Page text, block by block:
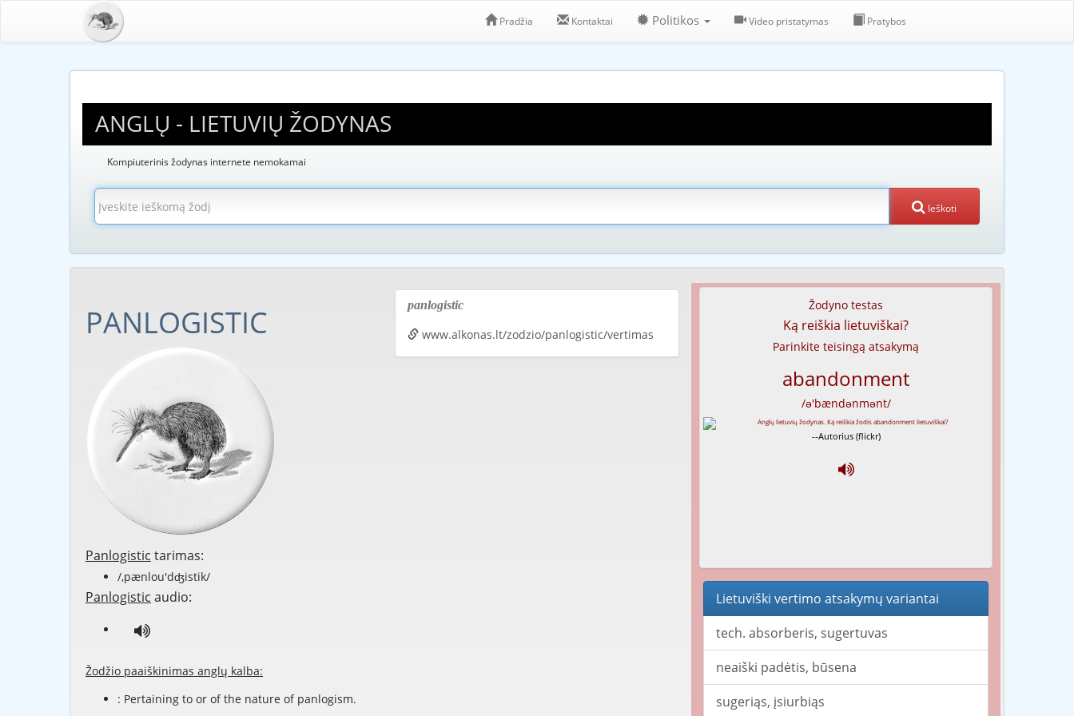
Pradžia Kontaktai Politikos Video pristatymas Pratybos
ANGLŲ - LIETUVIŲ ŽODYNAS
Kompiuterinis žodynas internete nemokamai
Ieškoti
PANLOGISTIC
Panlogistic tarimas:
/,pænlou'dʤistik/
Panlogistic audio:
Žodžio paaiškinimas anglų kalba:
: Pertaining to or of the nature of panlogism.
panlogistic
www.alkonas.lt/zodzio/panlogistic/vertimas
Žodyno testas
Ką reiškia lietuviškai?
Parinkite teisingą atsakymą
abandonment
/ə'bændənmənt/
--Autorius (flickr)
Lietuviški vertimo atsakymų variantai
tech. absorberis, sugertuvas
neaiški padėtis, būsena
sugeriąs, įsiurbiąs